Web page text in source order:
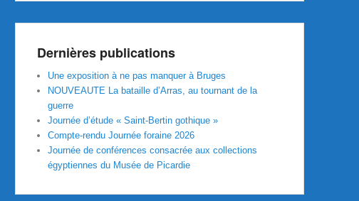
Dernières publications
Une exposition à ne pas manquer à Bruges
NOUVEAUTE La bataille d’Arras, au tournant de la
guerre
Journée d’étude « Saint-Bertin gothique »
Compte-rendu Journée foraine 2026
Journée de conférences consacrée aux collections
égyptiennes du Musée de Picardie